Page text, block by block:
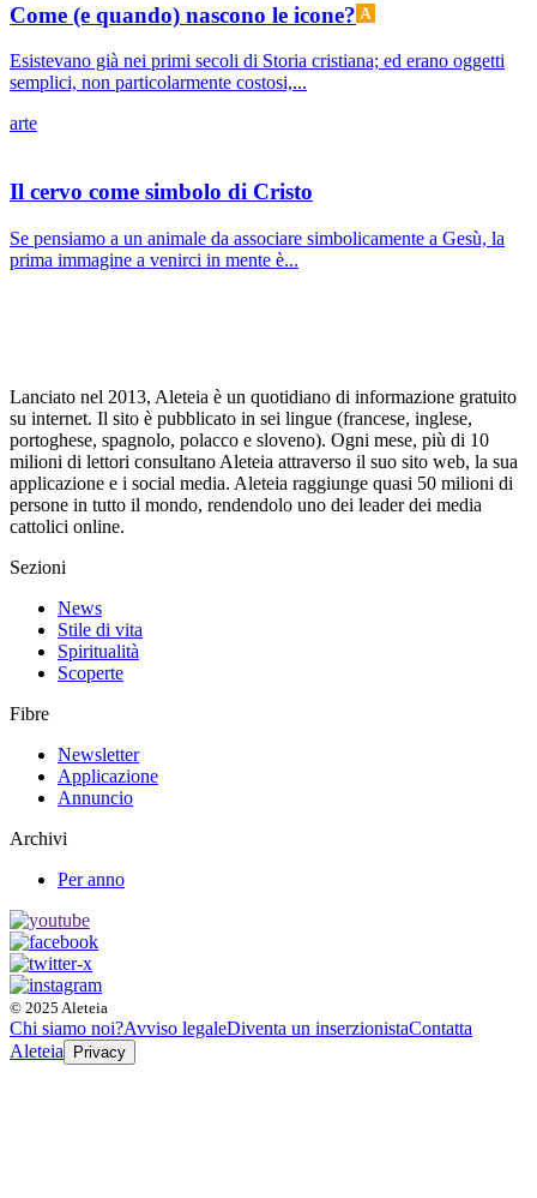
Come (e quando) nascono le icone?
Esistevano già nei primi secoli di Storia cristiana; ed erano oggetti
semplici, non particolarmente costosi,...
arte
Il cervo come simbolo di Cristo
Se pensiamo a un animale da associare simbolicamente a Gesù, la
prima immagine a venirci in mente è...
Lanciato nel 2013, Aleteia è un quotidiano di informazione gratuito
su internet. Il sito è pubblicato in sei lingue (francese, inglese,
portoghese, spagnolo, polacco e sloveno). Ogni mese, più di 10
milioni di lettori consultano Aleteia attraverso il suo sito web, la sua
applicazione e i social media. Aleteia raggiunge quasi 50 milioni di
persone in tutto il mondo, rendendolo uno dei leader dei media
cattolici online.
Sezioni
News
Stile di vita
Spiritualità
Scoperte
Fibre
Newsletter
Applicazione
Annuncio
Archivi
Per anno
© 2025 Aleteia
Chi siamo noi?Avviso legaleDiventa un inserzionistaContatta
Aleteia
Privacy